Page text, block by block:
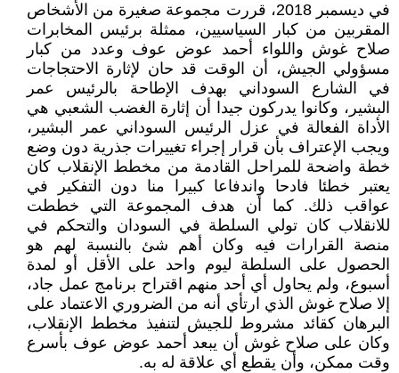
في ديسمبر 2018، قررت مجموعة صغيرة من الأشخاص
المقربين من كبار السياسيين، ممثلة برئيس المخابرات
صلاح غوش واللواء أحمد عوض عوف وعدد من كبار
مسؤولي الجيش، أن الوقت قد حان لإثارة الاحتجاجات
في الشارع السوداني بهدف الإطاحة بالرئيس عمر
البشير، وكانوا يدركون جيدا أن إثارة الغضب الشعبي هي
الأداة الفعالة في عزل الرئيس السوداني عمر البشير،
ويجب الإعتراف بأن قرار إجراء تغييرات جذرية دون وضع
خطة واضحة للمراحل القادمة من مخطط الإنقلاب كان
يعتبر خطئا فادحا واندفاعا كبيرا منا دون التفكير في
عواقب ذلك. كما أن هدف المجموعة التي خططت
للانقلاب كان تولي السلطة في السودان والتحكم في
منصة القرارات فيه وكان أهم شئ بالنسبة لهم هو
الحصول على السلطة ليوم واحد على الأقل أو لمدة
أسبوع، ولم يحاول أي أحد منهم اقتراح برنامج عمل جاد،
إلا صلاح غوش الذي ارتأي أنه من الضروري الاعتماد على
البرهان كقائد مشروط للجيش لتنفيذ مخطط الإنقلاب،
وكان على صلاح غوش أن يبعد أحمد عوض عوف بأسرع
وقت ممكن، وأن يقطع أي علاقة له به.